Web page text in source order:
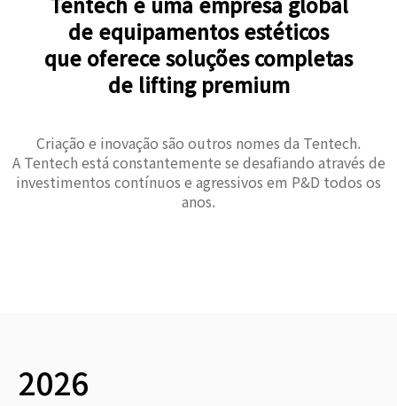
de equipamentos estéticos
que oferece soluções completas
de lifting premium
Criação e inovação são outros nomes da Tentech.
A Tentech está constantemente se desafiando através de
investimentos contínuos e agressivos em P&D todos os
anos.
2026